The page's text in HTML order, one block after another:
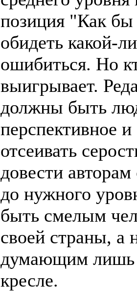
позиция "Как
обидеть какой-
ошибиться. Но
выигрывает.
должны быть
перспективное
отсеивать
довести
до нужного
быть смелым
своей страны, а
думающим лишь
кресле.